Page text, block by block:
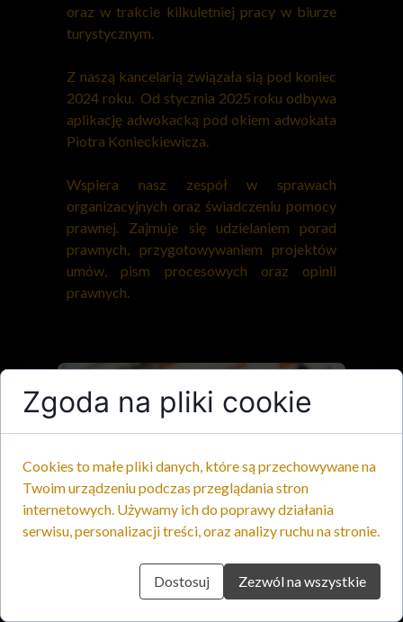
oraz w trakcie kilkuletniej pracy w biurze
turystycznym.
Z naszą kancelarią związała sią pod koniec
2024 roku. Od stycznia 2025 roku odbywa
aplikację adwokacką pod okiem adwokata
Piotra Konieckiewicza.
Wspiera nasz zespół w sprawach
organizacyjnych oraz świadczeniu pomocy
prawnej. Zajmuje się udzielaniem porad
prawnych, przygotowywaniem projektów
umów, pism procesowych oraz opinii
prawnych.
Zgoda na pliki cookie
Cookies to małe pliki danych, które są przechowywane na
Twoim urządzeniu podczas przeglądania stron
internetowych. Używamy ich do poprawy działania
serwisu, personalizacji treści, oraz analizy ruchu na stronie.
Dostosuj Zezwól na wszystkie